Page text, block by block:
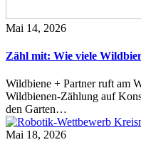
Mai 14, 2026
Zähl mit: Wie viele
Wildbiene + Partner ruft am
Wildbienen-Zählung auf
den Garten…
Mai 18, 2026